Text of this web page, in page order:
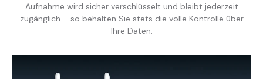
Aufnahme wird sicher verschlüsselt und bleibt jederzeit
zugänglich – so behalten Sie stets die volle Kontrolle über
Ihre Daten.